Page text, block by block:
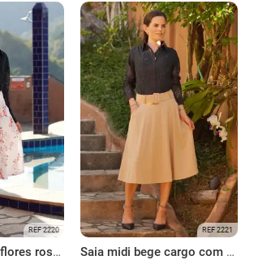
REF 2220
Saia midi branca flores rosas com bolsos
REF 2221
Saia midi bege cargo com bolsos